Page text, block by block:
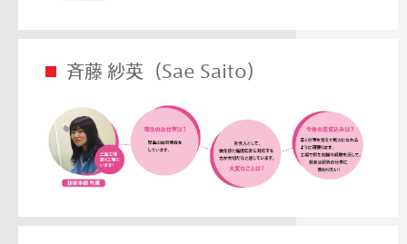
斉藤 紗英（Sae Saito）